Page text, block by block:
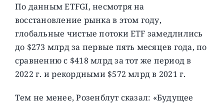
По данным ETFGI, несмотря на
восстановление рынка в этом году,
глобальные чистые потоки ETF замедлились
до $273 млрд за первые пять месяцев года, по
сравнению с $418 млрд за тот же период в
2022 г. и рекордными $572 млрд в 2021 г.
Тем не менее, Розенблут сказал: «Будущее